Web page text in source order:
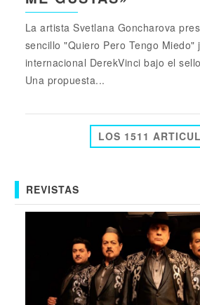
La artista Svetlana Goncharova
sencillo "Quiero Pero Tengo
internacional DerekVinci bajo el
Una propuesta...
LOS 1511
REVISTAS